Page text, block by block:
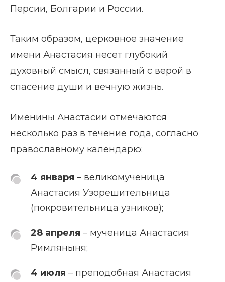
Персии, Болгарии и России.
Таким образом, церковное значение
имени Анастасия несет глубокий
духовный смысл, связанный с верой в
спасение души и вечную жизнь.
Именины Анастасии отмечаются
несколько раз в течение года, согласно
православному календарю:
4 января – великомученица
Анастасия Узорешительница
(покровительница узников);
28 апреля – мученица Анастасия
Римляныня;
4 июля – преподобная Анастасия